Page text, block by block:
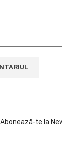
Abonează-te la